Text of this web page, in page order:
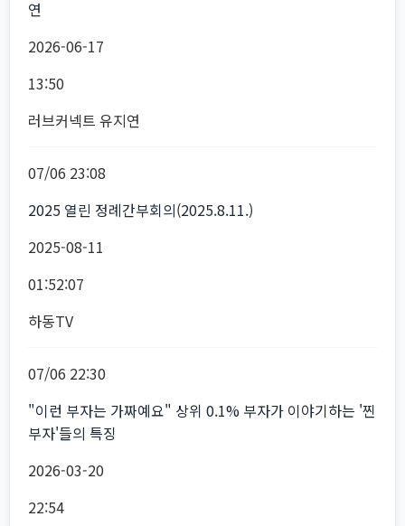
연
2026-06-17
13:50
러브커넥트 유지연
07/06 23:08
2025 열린 정례간부회의(2025.8.11.)
2025-08-11
01:52:07
하동TV
07/06 22:30
"이런 부자는 가짜예요" 상위 0.1% 부자가 이야기하는 '찐
부자'들의 특징
2026-03-20
22:54